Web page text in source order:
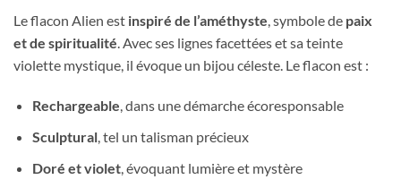
Le flacon Alien est inspiré de l’améthyste , symbole de paix
et de spiritualité . Avec ses lignes facettées et sa teinte
violette mystique, il évoque un bijou céleste. Le flacon est :
Rechargeable, dans une démarche écoresponsable
Sculptural, tel un talisman précieux
Doré et violet, évoquant lumière et mystère